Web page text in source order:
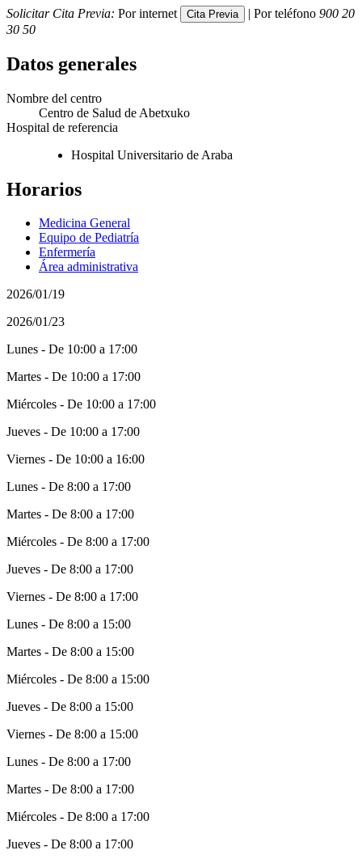
Solicitar Cita Previa: Por internet | Por teléfono 900 20
30 50
Datos generales
Nombre del centro
Centro de Salud de Abetxuko
Hospital de referencia
Hospital Universitario de Araba
Horarios
Medicina General
Equipo de Pediatría
Enfermería
Área administrativa
2026/01/19
2026/01/23
Lunes - De 10:00 a 17:00
Martes - De 10:00 a 17:00
Miércoles - De 10:00 a 17:00
Jueves - De 10:00 a 17:00
Viernes - De 10:00 a 16:00
Lunes - De 8:00 a 17:00
Martes - De 8:00 a 17:00
Miércoles - De 8:00 a 17:00
Jueves - De 8:00 a 17:00
Viernes - De 8:00 a 17:00
Lunes - De 8:00 a 15:00
Martes - De 8:00 a 15:00
Miércoles - De 8:00 a 15:00
Jueves - De 8:00 a 15:00
Viernes - De 8:00 a 15:00
Lunes - De 8:00 a 17:00
Martes - De 8:00 a 17:00
Miércoles - De 8:00 a 17:00
Jueves - De 8:00 a 17:00